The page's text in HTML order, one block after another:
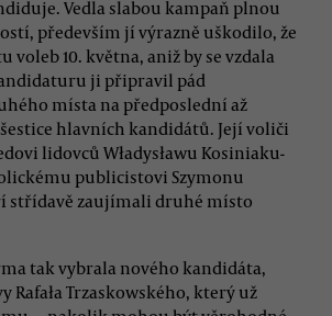
Vedla slabou kampaň plnou
především jí výrazně uškodilo, že
voleb 10. května, aniž by se vzdala
ji připravil pád
místa na předposlední až
hlavních kandidátů. Její voliči
lidovců Władysławu Kosiniaku-
publicistovi Szymonu
střídavě zaujímali druhé místo
tak vybrala nového kandidáta,
Rafała Trzaskowského, který už